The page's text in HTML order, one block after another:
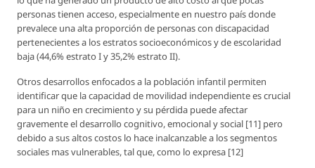
personas tienen acceso, especialmente en nuestro país donde
prevalece una alta proporción de personas con discapacidad
pertenecientes a los estratos socioeconómicos y de escolaridad
baja (44,6% estrato I y 35,2% estrato II).
Otros desarrollos enfocados a la población infantil permiten
identificar que la capacidad de movilidad independiente es crucial
para un niño en crecimiento y su pérdida puede afectar
gravemente el desarrollo cognitivo, emocional y social [11] pero
debido a sus altos costos lo hace inalcanzable a los segmentos
sociales mas vulnerables, tal que, como lo expresa [12]